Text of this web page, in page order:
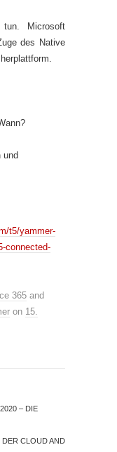
Microsoft
des Native
und
t5/yammer-
connected-
365 and
on 15.
– DIE
DER CLOUD AND